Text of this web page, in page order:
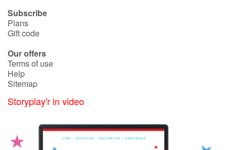
Learning
Documentaries
At school
Subscribe
Plans
Gift code
Our offers
Terms of use
Help
Sitemap
Storyplay'r in video